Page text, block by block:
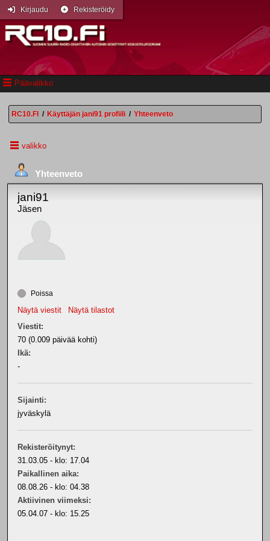
Päävalikko
Kirjaudu Rekisteröidy
RC10.FI / Käyttäjän jani91 profiili / Yhteenveto
valikko
Yhteenveto
jani91
Jäsen
Poissa
Näytä viestit
Näytä tilastot
Viestit:
70 (0.009 päivää kohti)
Ikä:
-
Sijainti:
jyväskylä
Rekisteröitynyt:
31.03.05 - klo: 17.04
Paikallinen aika:
08.08.26 - klo: 04.38
Aktiivinen viimeksi:
05.04.07 - klo: 15.25